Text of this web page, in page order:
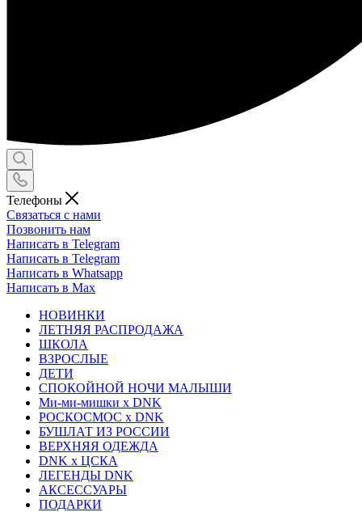
Телефоны
Связаться с нами
Позвонить нам
Написать в Telegram
Написать в Telegram
Написать в Whatsapp
Написать в Max
НОВИНКИ
ЛЕТНЯЯ РАСПРОДАЖА
ШКОЛА
ВЗРОСЛЫЕ
ДЕТИ
СПОКОЙНОЙ НОЧИ МАЛЫШИ
Ми-ми-мишки x DNK
РОСКОСМОС x DNK
БУШЛАТ ИЗ РОССИИ
ВЕРХНЯЯ ОДЕЖДА
DNK x ЦСКА
ЛЕГЕНДЫ DNK
АКСЕССУАРЫ
ПОДАРКИ